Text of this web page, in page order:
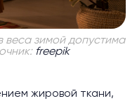
веса зимой допустима
freepik
жировой ткани,